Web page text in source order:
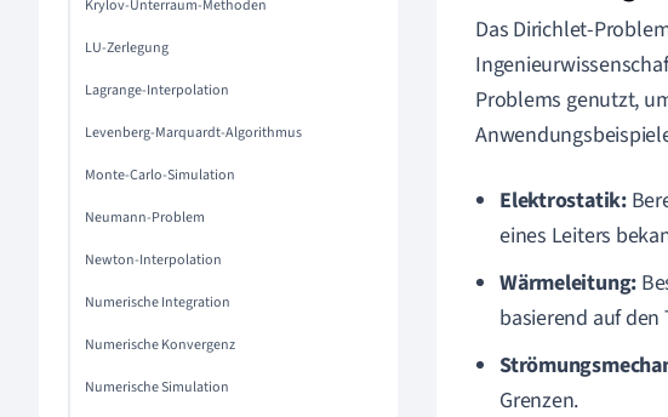
Krylov-Unterraum-Methoden
LU-Zerlegung
Lagrange-Interpolation
Levenberg-Marquardt-Algorithmus
Monte-Carlo-Simulation
Neumann-Problem
Newton-Interpolation
Numerische Integration
Numerische Konvergenz
Numerische Simulation
Das Dirichlet-
Problems genutzt,
Elektrostatik:
eines Leiters
Wärmeleitung:
basierend auf
Grenzen.